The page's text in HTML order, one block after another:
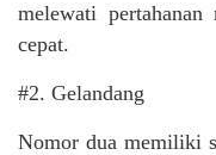
melewati
cepat.
#2. Gelandang
Nomor dua memiliki